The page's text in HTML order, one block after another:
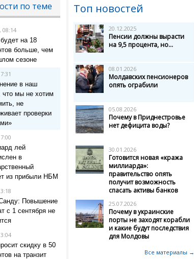
по теме
08:14
на 18
больше, чем
сезоне
в наш
что мы не хотим
не
проверки
лей
в
из прибыли НБМ
Повышение
с 1 сентября не
скидку в 50
на транзит
Топ новостей
20.12.2025
Пенсии должны вырасти
на 9,5 процента, но...
08.01.2026
Молдавских пенсионеров
опять ограбили
05.08.2026
Почему в Приднестровье
нет дефицита воды?
30.01.2026
Готовится новая «кража
миллиарда»:
правительство опять
получит возможность
спасать активы банков
25.07.2026
Почему в украинские
порты не заходят корабли
и какие будут последствия
для Молдовы
Все материалы →